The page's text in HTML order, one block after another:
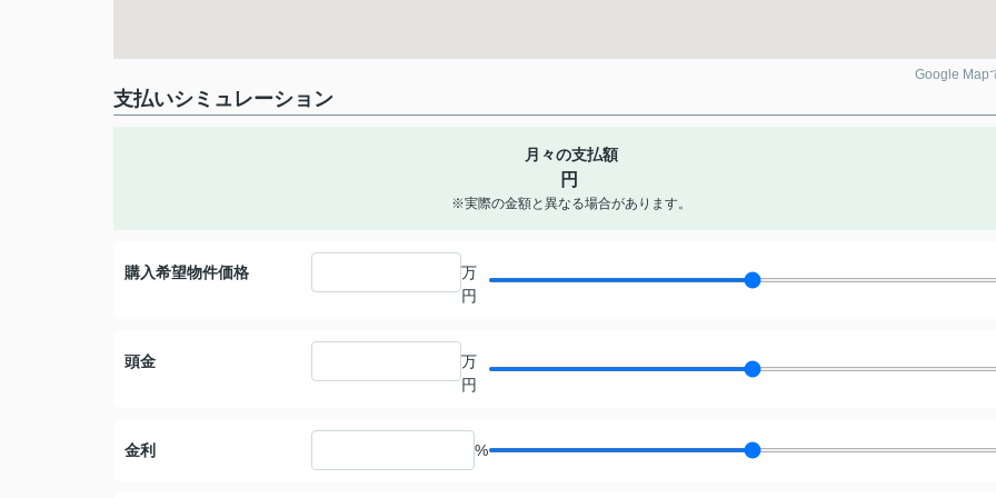
Google Map
支払いシミュレーション
月々の支払額
円
※実際の金額と異なる場合があります。
購入希望物件価格
万
円
頭金
万
円
金利 %